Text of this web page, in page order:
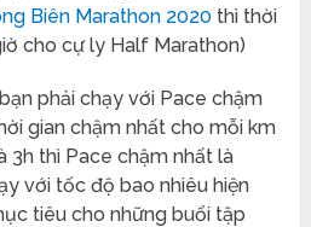
Biên Marathon 2020 thì thời
cho cự ly Half Marathon)
phải chạy với Pace chậm
gian chậm nhất cho mỗi km
3h thì Pace chậm nhất là
với tốc độ bao nhiêu hiện
tiêu cho những buổi tập